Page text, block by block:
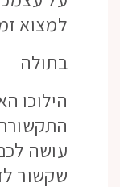
למצוא
בתולה
הילוכו
עושה
שקשור